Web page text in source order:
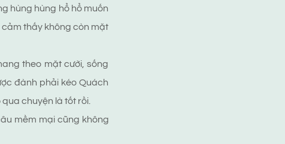
hùng hùng hổ hổ muốn
cảm thấy không còn mặt
theo mặt cười, sống
đành phải kéo Quách
chuyện là tốt rồi.
mềm mại cũng không